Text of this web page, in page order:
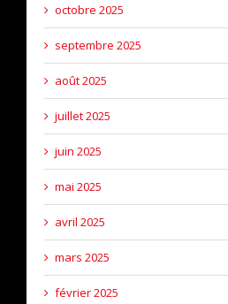
octobre 2025
septembre 2025
août 2025
juillet 2025
juin 2025
mai 2025
avril 2025
mars 2025
février 2025